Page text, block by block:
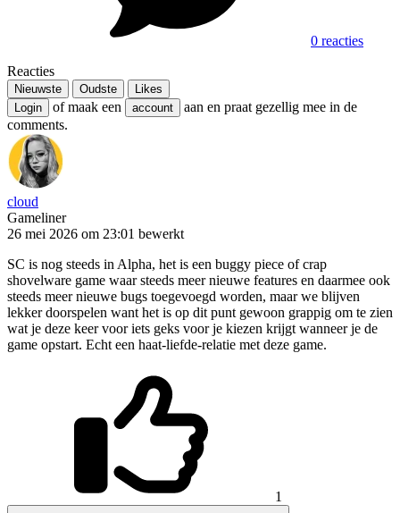
0 reacties
Reacties
Nieuwste Oudste
Likes
Login
of maak een account
aan en praat gezellig mee in de
comments.
cloud
Gameliner
26 mei 2026 om 23:01 bewerkt
SC is nog steeds in Alpha, het is een buggy piece of crap
shovelware game waar steeds meer nieuwe features en daarmee ook
steeds meer nieuwe bugs toegevoegd worden, maar we blijven
lekker doorspelen want het is op dit punt gewoon grappig om te zien
wat je deze keer voor iets geks voor je kiezen krijgt wanneer je de
game opstart. Echt een haat-liefde-relatie met deze game.
1